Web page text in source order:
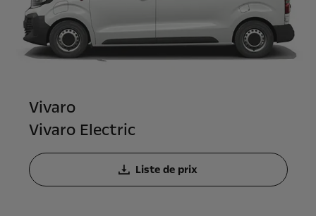
Vivaro
Vivaro Electric
Liste de prix